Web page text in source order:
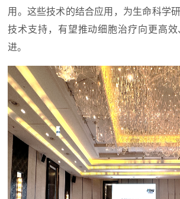
用。这些技术的结合应用，为生命科学
技术支持，有望推动细胞治疗向更高
进。